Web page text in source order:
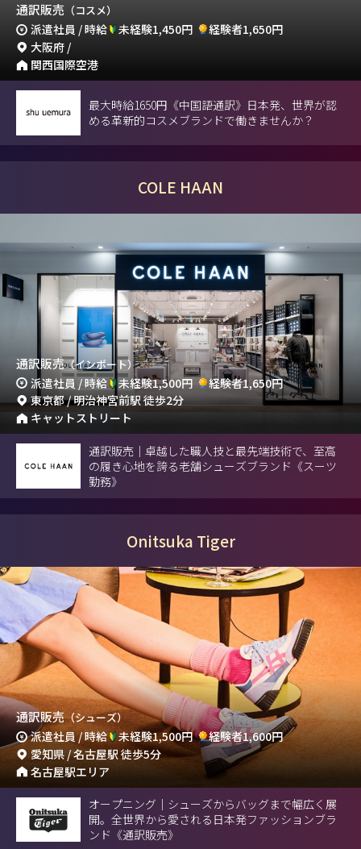
通訳販売 （コスメ）
派遣社員 / 時給 未経験1,450円
経験者1,650円
大阪府 /
関西国際空港
最大時給1650円《中国語通訳》日本発、世界が認
める革新的コスメブランドで働きませんか？
COLE HAAN
通訳販売（インポート）
派遣社員 / 時給 未経験1,500円
経験者1,650円
東京都 / 明治神宮前駅 徒歩2分
キャットストリート
通訳販売｜卓越した職人技と最先端技術で、至高
の履き心地を誇る老舗シューズブランド《スーツ
勤務》
Onitsuka Tiger
通訳販売（シューズ）
派遣社員 / 時給 未経験1,500円
経験者1,600円
愛知県 / 名古屋駅 徒歩5分
名古屋駅エリア
オープニング｜シューズからバッグまで幅広く展
開。全世界から愛される日本発ファッションブラ
ンド《通訳販売》